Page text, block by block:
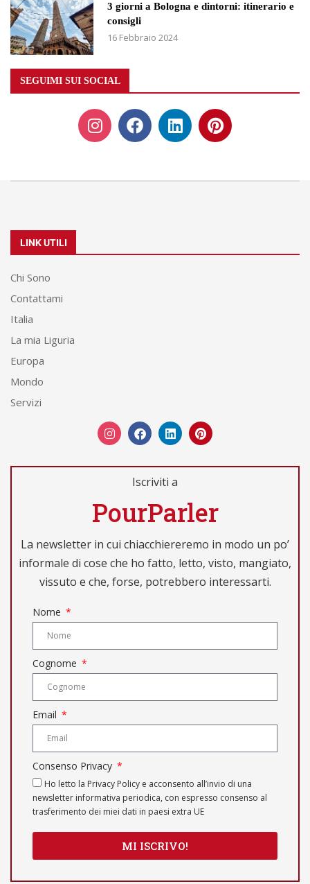
3 giorni a Bologna e dintorni: itinerario e
consigli
16 Febbraio 2024
SEGUIMI SUI SOCIAL
LINK UTILI
Chi Sono
Contattami
Italia
La mia Liguria
Europa
Mondo
Servizi
Iscriviti a
PourParler
La newsletter in cui chiacchiereremo in modo un po’
informale di cose che ho fatto, letto, visto, mangiato,
vissuto e che, forse, potrebbero interessarti.
Nome
Cognome
Email
Consenso Privacy
Ho letto la Privacy Policy e acconsento all’invio di una
newsletter informativa periodica, con espresso consenso al
trasferimento dei miei dati in paesi extra UE
MI ISCRIVO!